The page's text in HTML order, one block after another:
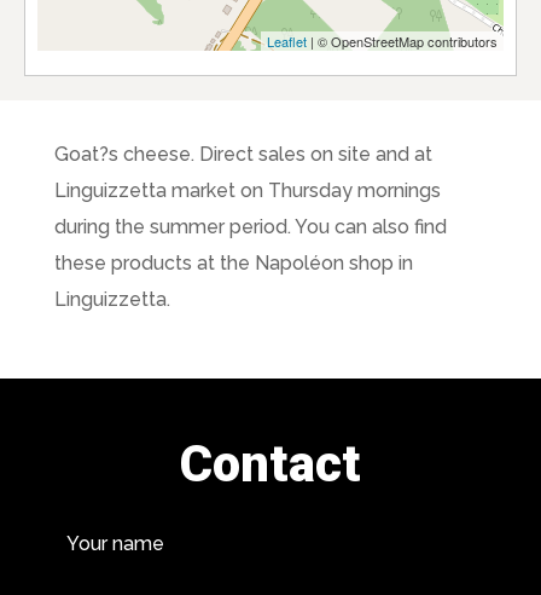
Leaflet | © OpenStreetMap contributors
Goat?s cheese. Direct sales on site and at
Linguizzetta market on Thursday mornings
during the summer period. You can also find
these products at the Napoléon shop in
Linguizzetta.
Contact
Your name